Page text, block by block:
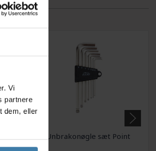
Vi
partnere
dem, eller
Unbrakonøgle sæt Point